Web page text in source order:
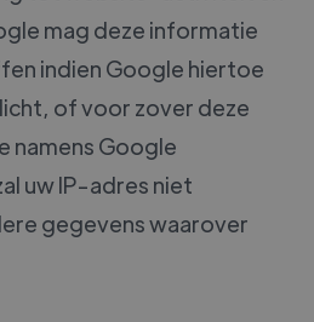
mag deze informatie
indien Google hiertoe
of voor zover deze
namens Google
uw IP-adres niet
gegevens waarover